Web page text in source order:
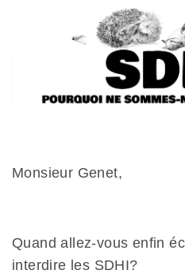
Monsieur Genet,
Quand allez-vous enfin
interdire les SDHI?